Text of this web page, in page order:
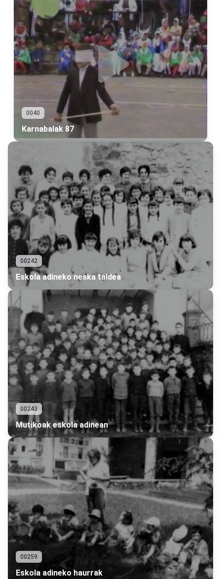
0040
Karnabalak 87
00242
Eskola adineko neska taldea
00243
Mutikoak eskola adinean
00259
Eskola adineko haurrak